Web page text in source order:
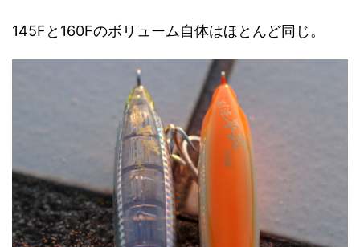
145Fと160Fのボリューム自体はほとんど同じ。